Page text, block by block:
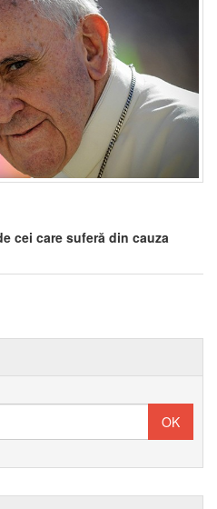
cei care suferă din cauza